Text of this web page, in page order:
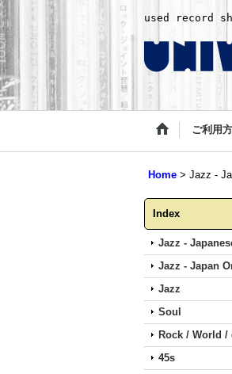
used record
ご利用
Home > Jazz -
Index
Jazz -
Jazz - Japan
Jazz
Soul
Rock / World /
45s